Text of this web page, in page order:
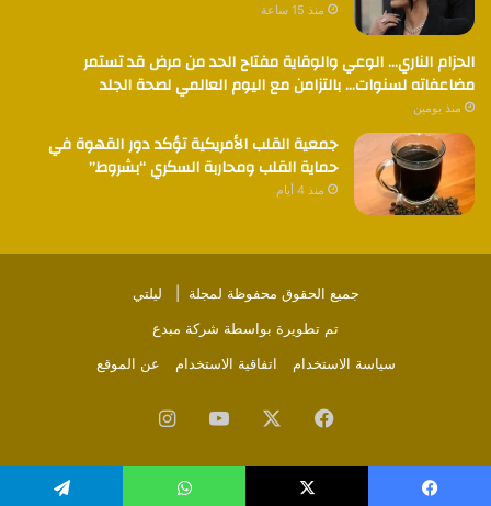
منذ 15 ساعة
الحزام الناري… الوعي والوقاية مفتاح الحد من مرض قد تستمر
مضاعفاته لسنوات… بالتزامن مع اليوم العالمي لصحة الجلد
منذ يومين
جمعية القلب الأمريكية تؤكد دور القهوة في
حماية القلب ومحاربة السكري “بشروط”
منذ 4 أيام
جميع الحقوق محفوظة لمجلة | ليلتي
تم تطويرة بواسطة شركة مبدع
سياسة الاستخدام
اتفاقية الاستخدام عن الموقع
فيسبوك ‫YouTubeانستقرام